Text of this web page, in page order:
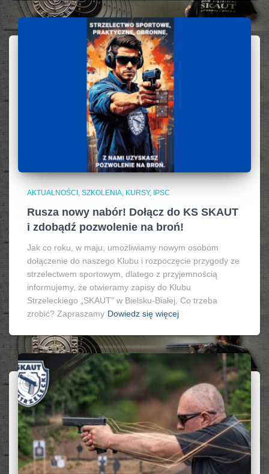
AKTUALNOŚCI, SZKOLENIA, KURSY, IPSC
Rusza nowy nabór! Dołącz do KS SKAUT
i zdobądź pozwolenie na broń!
Jak co roku, w maju, umożliwiamy nowym osobom
dołączenie do naszego Klubu i rozpoczęcie przygody ze
strzelectwem sportowym, dlatego z przyjemnością
informujemy, że otwieramy zapisy do Klubu
Strzeleckiego „SKAUT” w Bielsku-Białej. Co trzeba
zrobić? Zapraszamy Dowiedz się więcej